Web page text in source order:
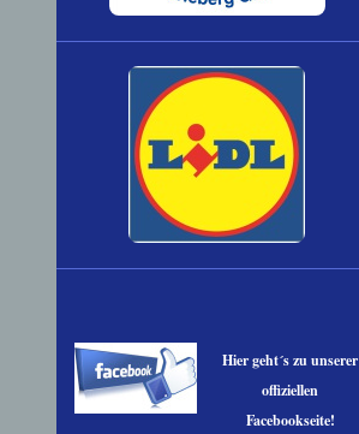
Hier geht´s zu unserer
offiziellen
Facebookseite!